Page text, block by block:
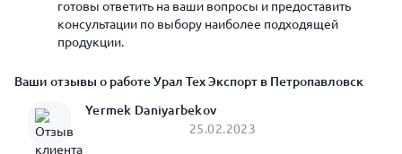
готовы ответить на ваши вопросы и предоставить
консультации по выбору наиболее подходящей
продукции.
Ваши отзывы о работе Урал Тех Экспорт в Петропавловск
Yermek Daniyarbekov
25.02.2023